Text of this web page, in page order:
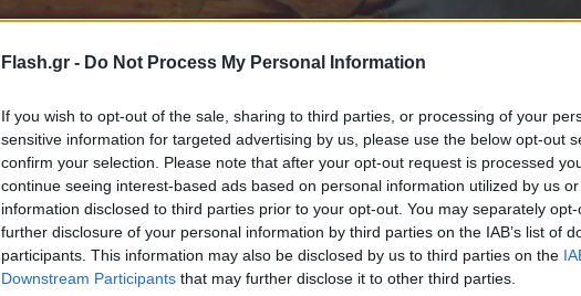
Flash.gr - Do Not Process My Personal Information
If you wish to opt-out of the sale, sharing to third parties, or processing of your
sensitive information for targeted advertising by us, please use the below opt-out
confirm your selection. Please note that after your opt-out request is processed
continue seeing interest-based ads based on personal information utilized by us
information disclosed to third parties prior to your opt-out. You may separately
further disclosure of your personal information by third parties on the IAB’s list of
participants. This information may also be disclosed by us to third parties on the
Downstream Participants that may further disclose it to other third parties.